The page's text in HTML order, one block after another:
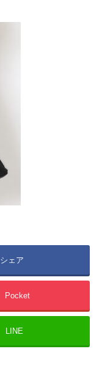
シェア
Pocket
LINE